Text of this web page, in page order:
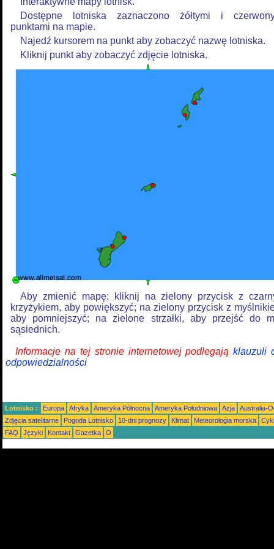
Dostępne lotniska zaznaczono żółtymi i
punktami na mapie.
Najedź kursorem na punkt aby zobaczyć nazwę lotniska.
Kliknij punkt aby zobaczyć zdjęcie lotniska.
Aby zmienić mapę: kliknij na zielony przycisk z
krzyżykiem, aby powiększyć; na zielony przycisk z
aby pomniejszyć; na zielone strzałki, aby przejść do
sąsiednich.
Informacje na tej stronie internetowej podlegająklauzuli
odpowiedzialności
Lotnisko : Europa Afryka Ameryka Północna Ameryka Południowa Azja
Australia-
Zdjęcia satelitarne
Pogoda Lotnisko 10-dni prognozy Klimat Meteorologia morska
FAQ
Języki Kontakt Gazetka O